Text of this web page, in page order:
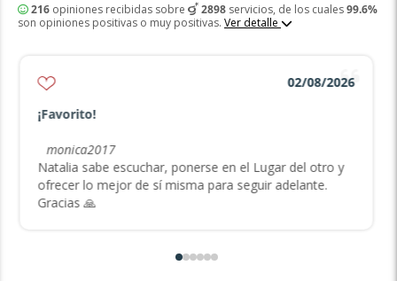
216opiniones recibidas sobre 2898servicios, de los cuales99.6%
son opiniones positivas o muy positivas. Ver detalle
¡Favorito!
02/08/2026
monica2017
Natalia sabe escuchar, ponerse en el Lugar del otro y
ofrecer lo mejor de sí misma para seguir adelante.
Gracias 🙏